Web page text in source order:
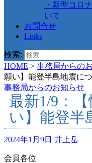
・新型コロ
いて
お問合せ
Links
検索:
HOME > 事務局からの
願い】能登半島地震に
事務局からのお知らせ
最新1/9：
い】能登半
2024年1月9日 井上岳
会員各位